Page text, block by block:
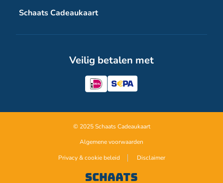
Schaats Cadeaukaart
Veilig betalen met
© 2025 Schaats Cadeaukaart
Algemene voorwaarden
Privacy & cookie beleid
Disclaimer